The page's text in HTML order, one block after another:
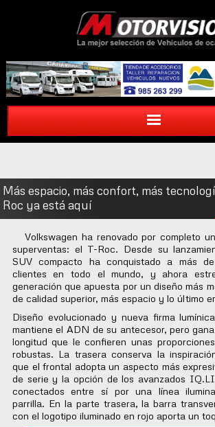
Más espacio, más confort, más
Roc ya está aquí
Volkswagen ha renovado por completo
superventas: el T-Roc. Desde su
SUV compacto ha conquistado a más
clientes en todo el mundo, y ahora
generación que apuesta por un diseño más
de calidad superior, más espacio y lo último
Diseño evolucionado y nueva firma
mantiene el ADN de su antecesor, pero
longitud que le confieren unas
robustas. La trasera conserva la
que el frontal adopta un aspecto más
de serie y la opción de los avanzados
conectados entre sí por una línea
parrilla. En la parte trasera, la barra
con el logotipo iluminado en rojo aporta un